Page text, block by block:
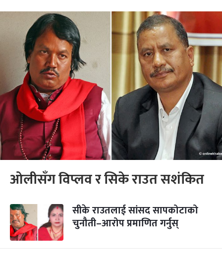
ओलीसँग विप्लव र सिके राउत सशंकित
सीके राउतलाई सांसद सापकोटाको
चुनौती–आरोप प्रमाणित गर्नुस्